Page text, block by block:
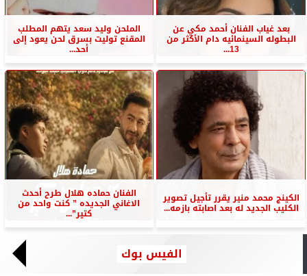
بعد غياب الفنان أحمد مكي عن
البطوله السينمائيه دام الأكثر من
13...
الملحن وليد سعد يتهم المطلب
المقنع توليت بسرق لحن يعود إلى
أحد...
الكينج محمد منير يقرر تأجيل تصوير
الكليب الجديد له بعد اصابته بازمه...
الفنان حماده هلال طرح أحدث
الاغاني الجديده ” كنت واحد من
كتير”...
الفيس بوك